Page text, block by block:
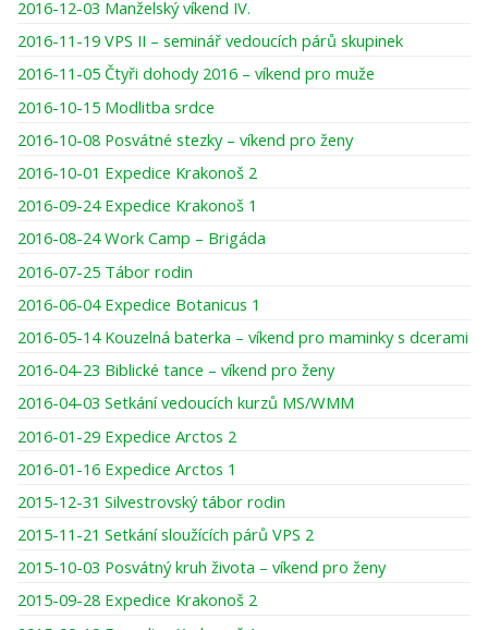
2016-12-03 Manželský víkend IV.
2016-11-19 VPS II – seminář vedoucích párů skupinek
2016-11-05 Čtyři dohody 2016 – víkend pro muže
2016-10-15 Modlitba srdce
2016-10-08 Posvátné stezky – víkend pro ženy
2016-10-01 Expedice Krakonoš 2
2016-09-24 Expedice Krakonoš 1
2016-08-24 Work Camp – Brigáda
2016-07-25 Tábor rodin
2016-06-04 Expedice Botanicus 1
2016-05-14 Kouzelná baterka – víkend pro maminky s dcerami
2016-04-23 Biblické tance – víkend pro ženy
2016-04-03 Setkání vedoucích kurzů MS/WMM
2016-01-29 Expedice Arctos 2
2016-01-16 Expedice Arctos 1
2015-12-31 Silvestrovský tábor rodin
2015-11-21 Setkání sloužících párů VPS 2
2015-10-03 Posvátný kruh života – víkend pro ženy
2015-09-28 Expedice Krakonoš 2